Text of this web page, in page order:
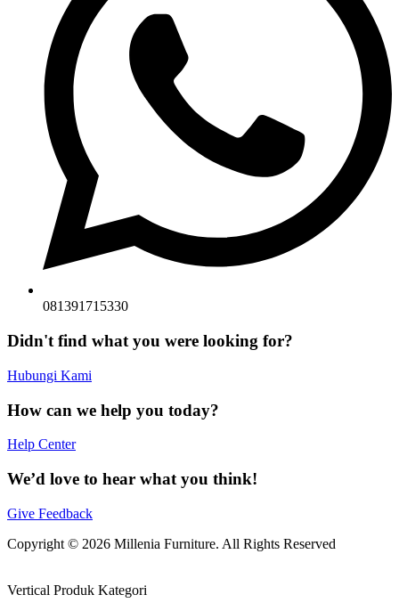
081391715330
Didn't find what you were looking for?
Hubungi Kami
How can we help you today?
Help Center
We’d love to hear what you think!
Give Feedback
Copyright © 2026 Millenia Furniture. All Rights Reserved
Vertical Produk Kategori